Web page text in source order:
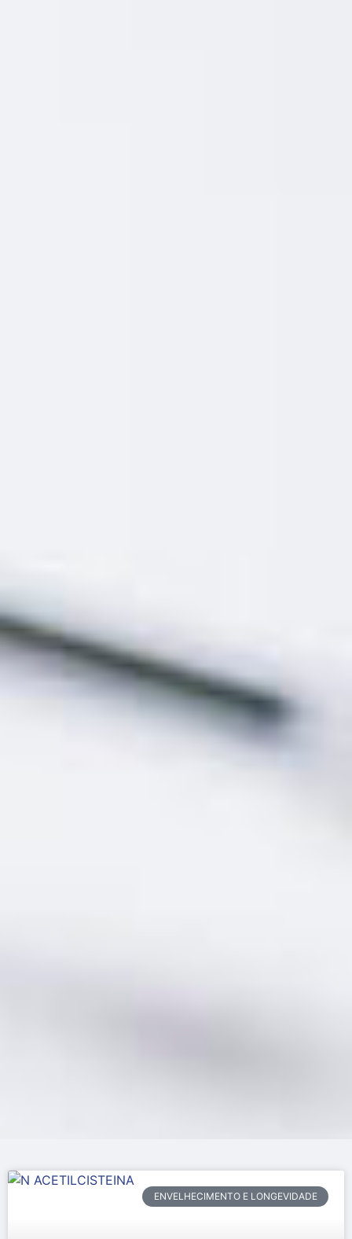
ENVELHECIMENTO E LONGEVIDADE